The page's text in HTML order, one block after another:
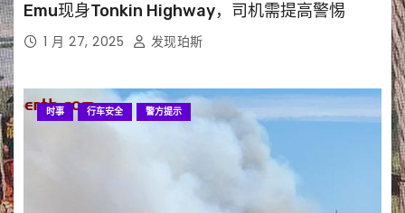
Emu现身Tonkin Highway，司机需提高警惕
1 月 27, 2025 发现珀斯
时事 行车安全 警方提示